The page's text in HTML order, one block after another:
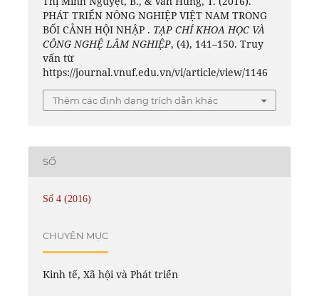
PHÁT TRIỂN NÔNG NGHIỆP VIỆT NAM TRONG
BỐI CẢNH HỘI NHẬP . TẠP CHÍ KHOA HỌC VÀ
CÔNG NGHỆ LÂM NGHIỆP, (4), 141–150. Truy
vấn từ
https://journal.vnuf.edu.vn/vi/article/view/1146
Thêm các định dạng trích dẫn khác
SỐ
Số 4 (2016)
CHUYÊN MỤC
Kinh tế, Xã hội và Phát triển